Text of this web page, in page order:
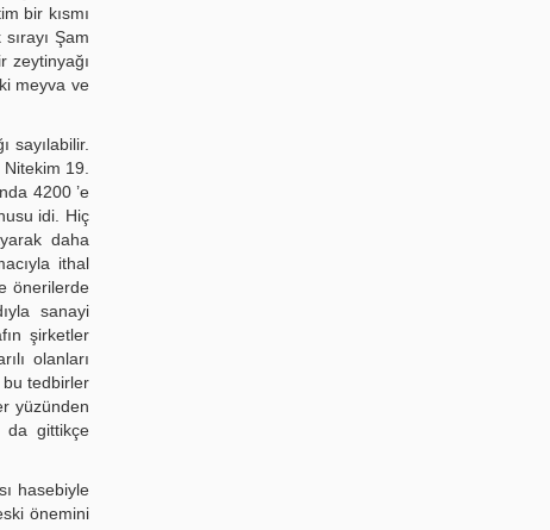
bir kısmı
Şam
zeytinyağı
meyva ve
sayılabilir.
19.
4200 ’e
idi. Hiç
daha
ithal
önerilerde
sanayi
şirketler
olanları
bu tedbirler
yüzünden
da gittikçe
hasebiyle
önemini